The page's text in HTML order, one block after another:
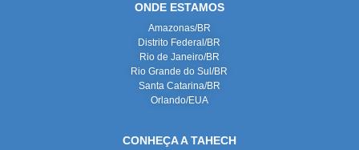
ONDE ESTAMOS
Amazonas/BR
Distrito Federal/BR
Rio de Janeiro/BR
Rio Grande do Sul/BR
Santa Catarina/BR
Orlando/EUA
CONHEÇA A TAHECH